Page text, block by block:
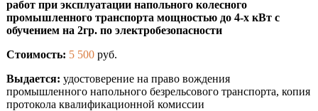
работ при эксплуатации напольного колесного
промышленного транспорта мощностью до 4-х кВт с
обучением на 2гр. по электробезопасности
Стоимость: 5 500 руб.
Выдается: удостоверение на право вождения
промышленного напольного безрельсового транспорта, копия
протокола квалификационной комиссии